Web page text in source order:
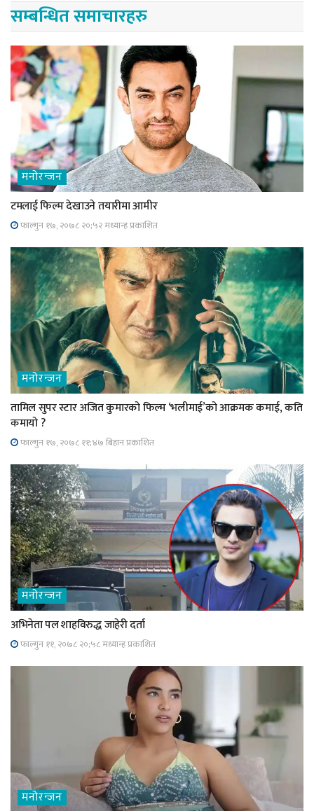
सम्बन्धित समाचारहरु
मनोरन्जन
टमलाई फिल्म देखाउने तयारीमा आमीर
फाल्गुन १७, २०७८ २०;५२ मध्यान्ह प्रकाशित
मनोरन्जन
तामिल सुपर स्टार अजित कुमारको फिल्म ‘भलीमाई’को आक्रमक कमाई, कति
कमायो ?
फाल्गुन १७, २०७८ ११;४७ बिहान प्रकाशित
मनोरन्जन
अभिनेता पल शाहविरुद्ध जाहेरी दर्ता
फाल्गुन ११, २०७८ २०;५८ मध्यान्ह प्रकाशित
मनोरन्जन